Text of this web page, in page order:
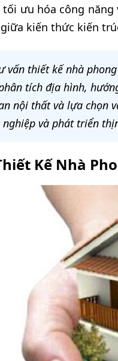
ưu hóa công
kiến thức kiến
vấn thiết kế nhà
tích địa hình,
nội thất và lựa chọn
và phát triển
Kế Nhà